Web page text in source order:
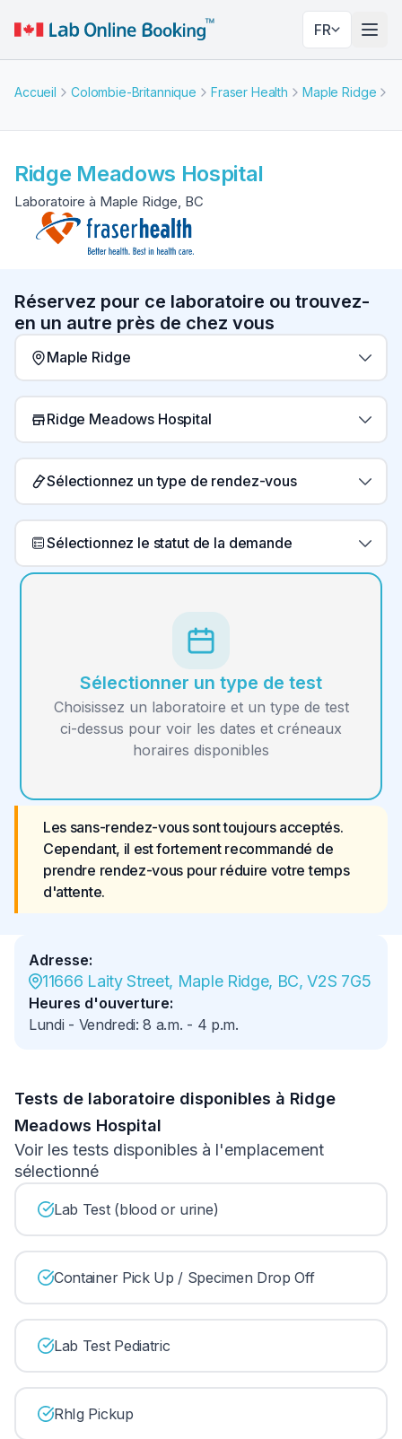
FR
Accueil Colombie-Britannique Fraser Health Maple Ridge
Ridge Meadows Hospital
Laboratoire à Maple Ridge, BC
Réservez pour ce laboratoire ou trouvez-
en un autre près de chez vous
Maple Ridge
Ridge Meadows Hospital
Sélectionnez un type de rendez-vous
Sélectionnez le statut de la demande
Sélectionner un type de test
Choisissez un laboratoire et un type de test
ci-dessus pour voir les dates et créneaux
horaires disponibles
Les sans-rendez-vous sont toujours acceptés.
Cependant, il est fortement recommandé de
prendre rendez-vous pour réduire votre temps
d'attente.
Adresse:
11666 Laity Street, Maple Ridge, BC, V2S 7G5
Heures d'ouverture:
Lundi - Vendredi: 8 a.m. - 4 p.m.
Tests de laboratoire disponibles à Ridge
Meadows Hospital
Voir les tests disponibles à l'emplacement
sélectionné
Lab Test (blood or urine)
Container Pick Up / Specimen Drop Off
Lab Test Pediatric
RhIg Pickup